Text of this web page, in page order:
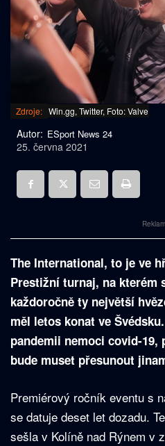
Zdroje: Win.gg, Twitter, Foto: Valve
Autor: ESport News 24
25. června 2021
The International, to je ve
Prestižní turnaj, na kterém
každoročně ty největší
měl letos konat ve
pandemii nemoci covid-
bude muset přesunout
Premiérový ročník eventu s
se datuje deset let dozadu.
sešla v Kolíně nad Rýnem v